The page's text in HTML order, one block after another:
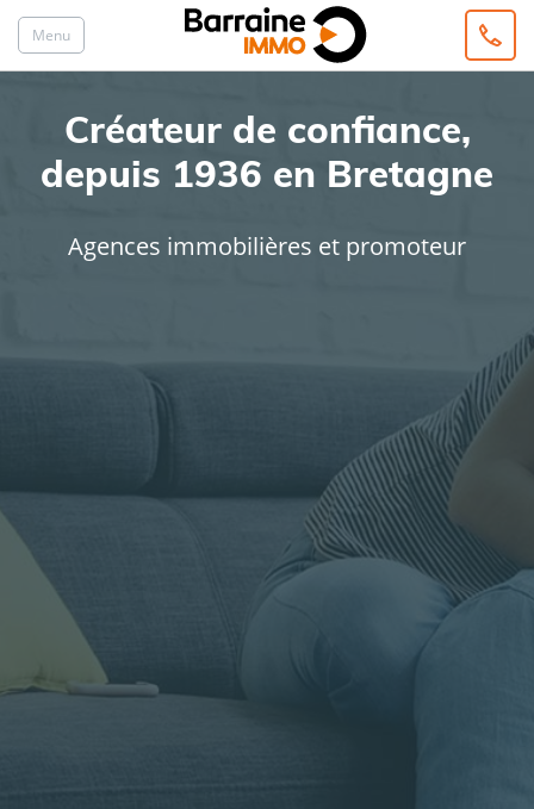
Menu
Créateur de confiance,
depuis 1936 en Bretagne
Agences immobilières et promoteur
Rayon